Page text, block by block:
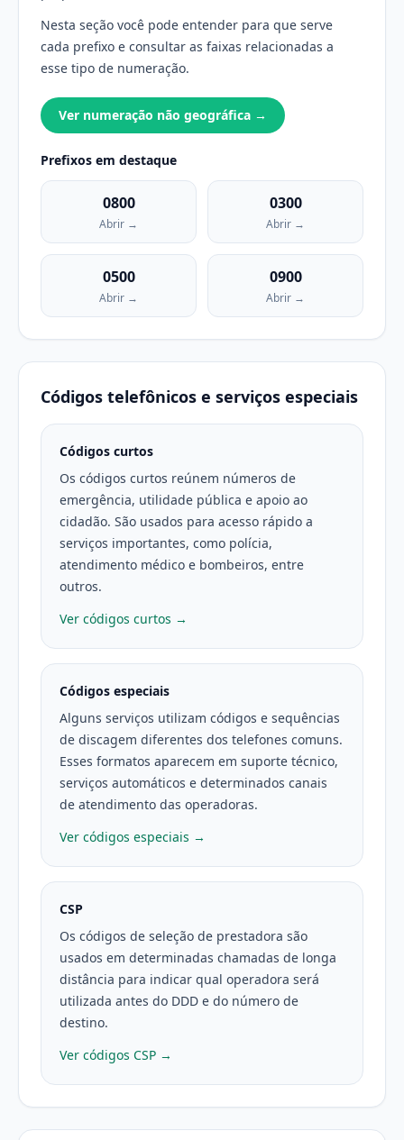
Nesta seção você pode entender para que serve
cada prefixo e consultar as faixas relacionadas a
esse tipo de numeração.
Ver numeração não geográfica →
Prefixos em destaque
0800
Abrir →
0300
Abrir →
0500
Abrir →
0900
Abrir →
Códigos telefônicos e serviços especiais
Códigos curtos
Os códigos curtos reúnem números de
emergência, utilidade pública e apoio ao
cidadão. São usados para acesso rápido a
serviços importantes, como polícia,
atendimento médico e bombeiros, entre
outros.
Ver códigos curtos →
Códigos especiais
Alguns serviços utilizam códigos e sequências
de discagem diferentes dos telefones comuns.
Esses formatos aparecem em suporte técnico,
serviços automáticos e determinados canais
de atendimento das operadoras.
Ver códigos especiais →
CSP
Os códigos de seleção de prestadora são
usados em determinadas chamadas de longa
distância para indicar qual operadora será
utilizada antes do DDD e do número de
destino.
Ver códigos CSP →